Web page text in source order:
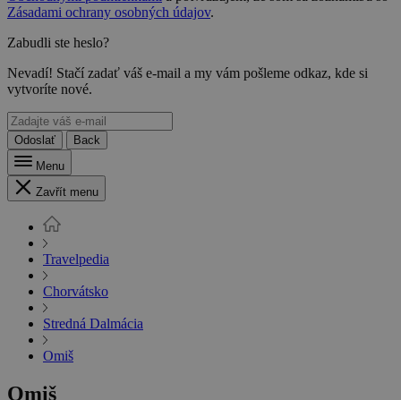
Zásadami ochrany osobných údajov.
Zabudli ste heslo?
Nevadí! Stačí zadať váš e-mail a my vám pošleme odkaz, kde si
vytvoríte nové.
Odoslať
Back
Menu
Zavřít menu
Travelpedia
Chorvátsko
Stredná Dalmácia
Omiš
Omiš